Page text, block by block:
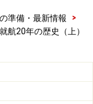
準備・最新情報
>
航20年の歴史（上）